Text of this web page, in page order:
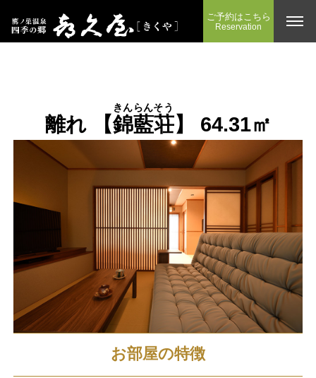
ご予約はこちら
Reservation
離れ 【錦藍荘
きんらんそう
】 64.31㎡
お部屋の特徴